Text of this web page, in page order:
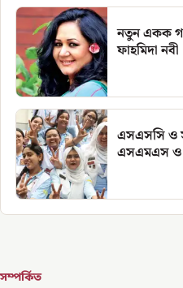
নতুন একক
ফাহমিদা নবী
এসএসসি ও
এসএমএস ও
সম্পর্কিত